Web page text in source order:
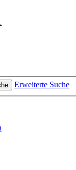
Erweiterte Suche